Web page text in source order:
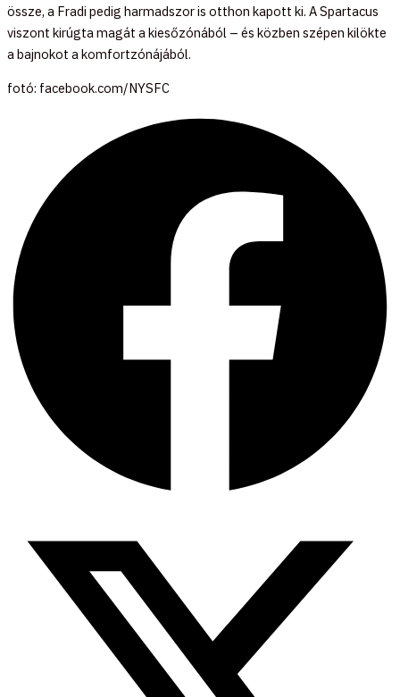
össze, a Fradi pedig harmadszor is otthon kapott ki. A Spartacus
viszont kirúgta magát a kiesőzónából – és közben szépen kilökte
a bajnokot a komfortzónájából.
fotó: facebook.com/NYSFC